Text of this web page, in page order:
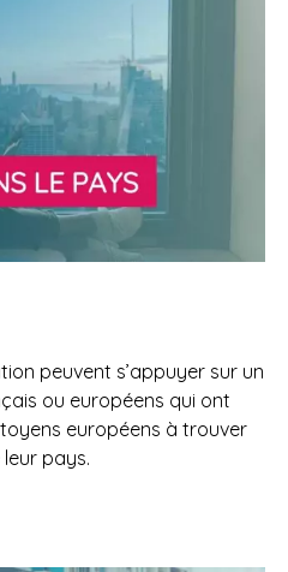
peuvent s’appuyer sur un
ou européens qui ont
européens à trouver
pays.